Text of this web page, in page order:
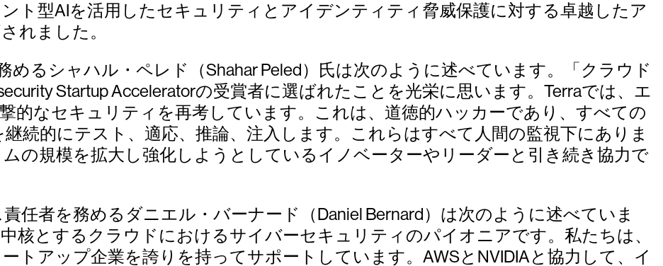
ト型AIを活用したセキュリティとアイデンティティ脅威保護に対する卓越したア
れました。
めるシャハル・ペレド（Shahar Peled）氏は次のように述べています。「クラウド
Startup Acceleratorの受賞者に選ばれたことを光栄に思います。Terraでは、エ
的なセキュリティを再考しています。これは、道徳的ハッカーであり、すべての
続的にテスト、適応、推論、注入します。これらはすべて人間の監視下にありま
の規模を拡大し強化しようとしているイノベーターやリーダーと引き続き協力で
任者を務めるダニエル・バーナード（Daniel Bernard）は次のように述べていま
核とするクラウドにおけるサイバーセキュリティのパイオニアです。私たちは、
トアップ企業を誇りを持ってサポートしています。AWSとNVIDIAと協力して、イ